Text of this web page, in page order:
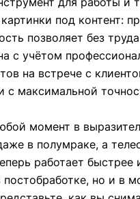
под контент:
позволяет без
с учётом
на встрече с
с максимальной
момент в
в полумраке, а
работает быстрее
но и в